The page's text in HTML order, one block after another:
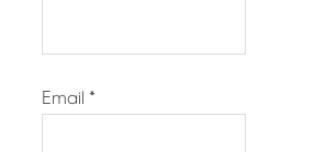
Email *